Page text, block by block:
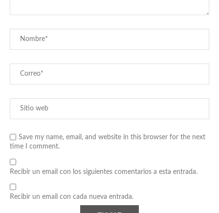
Save my name, email, and website in this browser for the next
time I comment.
Recibir un email con los siguientes comentarios a esta entrada.
Recibir un email con cada nueva entrada.